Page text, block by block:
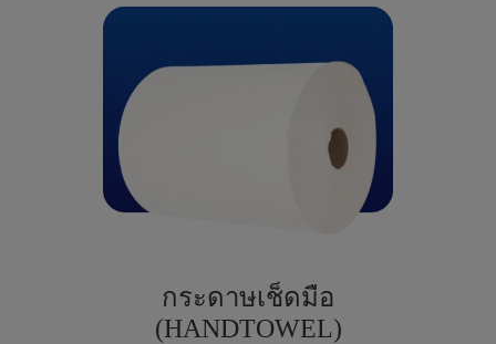
กระดาษเช็ดมือ
(HANDTOWEL)